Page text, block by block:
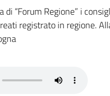
di “Forum Regione” i
registrato in regione.